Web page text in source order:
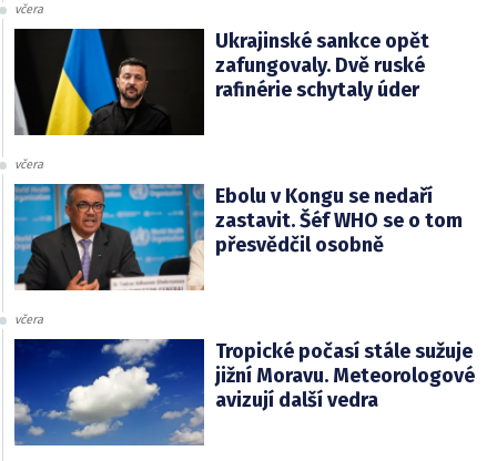
včera
Ukrajinské sankce opět
zafungovaly. Dvě ruské
rafinérie schytaly úder
včera
Ebolu v Kongu se nedaří
zastavit. Šéf WHO se o tom
přesvědčil osobně
včera
Tropické počasí stále sužuje
jižní Moravu. Meteorologové
avizují další vedra